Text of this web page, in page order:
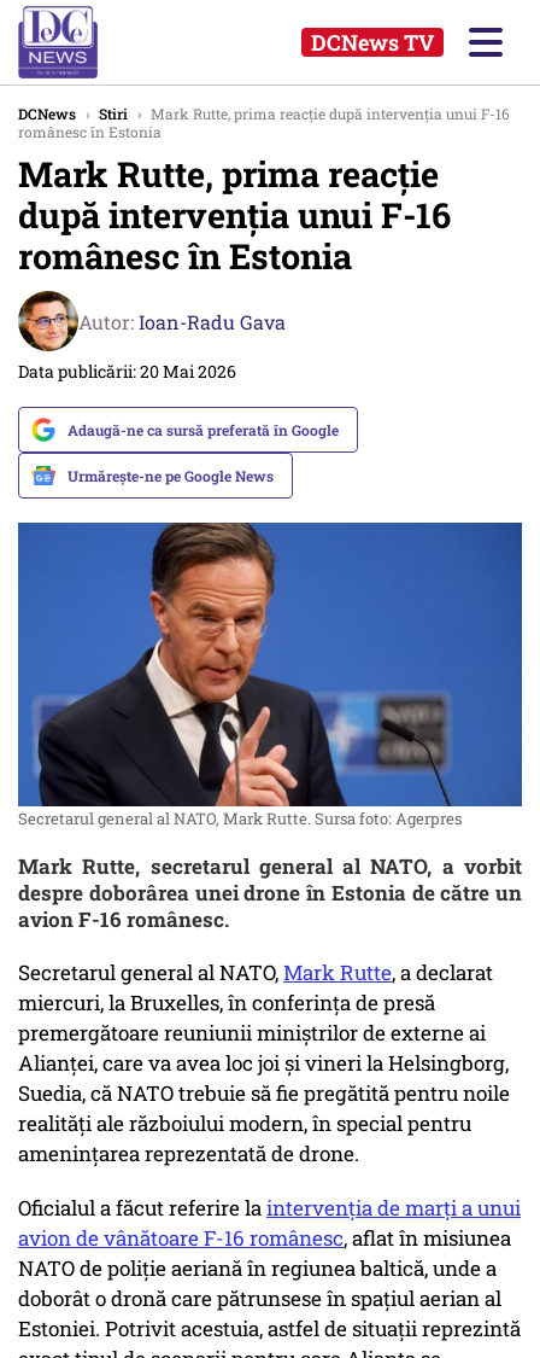
DCNews TV
DCNews › Stiri › Mark Rutte, prima reacție după intervenţia unui F-16
românesc în Estonia
Mark Rutte, prima reacție
după intervenţia unui F-16
românesc în Estonia
Autor:Ioan-Radu Gava
Data publicării: 20 Mai 2026
Adaugă-ne ca sursă preferată în Google
Urmărește-ne pe Google News
Secretarul general al NATO, Mark Rutte. Sursa foto: Agerpres
Mark Rutte, secretarul general al NATO, a vorbit
despre doborârea unei drone în Estonia de către un
avion F-16 românesc.
Secretarul general al NATO,Mark Rutte, a declarat
miercuri, la Bruxelles, în conferinţa de presă
premergătoare reuniunii miniştrilor de externe ai
Alianţei, care va avea loc joi şi vineri la Helsingborg,
Suedia, că NATO trebuie să fie pregătită pentru noile
realităţi ale războiului modern, în special pentru
ameninţarea reprezentată de drone.
Oficialul a făcut referire laintervenţia de marţi a unui
avion de vânătoare F-16 românesc, aflat în misiunea
NATO de poliţie aeriană în regiunea baltică, unde a
doborât o dronă care pătrunsese în spaţiul aerian al
Estoniei. Potrivit acestuia, astfel de situaţii reprezintă